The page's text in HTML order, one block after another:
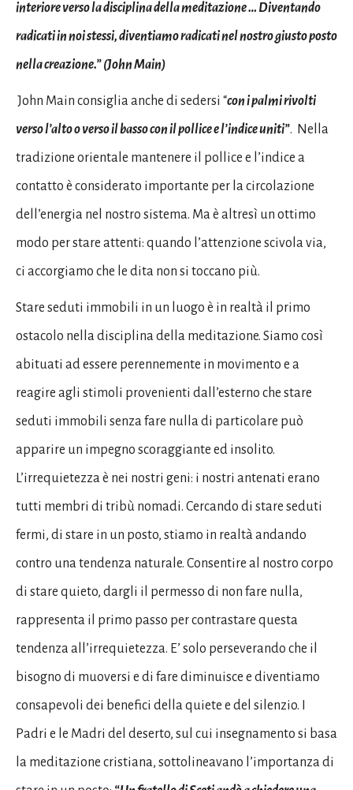
interiore verso la disciplina della meditazione … Diventando
radicati in noi stessi, diventiamo radicati nel nostro giusto posto
nella creazione.” (John Main)
John Main consiglia anche di sedersi “con i palmi rivolti
verso l’alto o verso il basso con il pollice e l’indice uniti”. Nella
tradizione orientale mantenere il pollice e l’indice a
contatto è considerato importante per la circolazione
dell’energia nel nostro sistema. Ma è altresì un ottimo
modo per stare attenti: quando l’attenzione scivola via,
ci accorgiamo che le dita non si toccano più.
Stare seduti immobili in un luogo è in realtà il primo
ostacolo nella disciplina della meditazione. Siamo così
abituati ad essere perennemente in movimento e a
reagire agli stimoli provenienti dall’esterno che stare
seduti immobili senza fare nulla di particolare può
apparire un impegno scoraggiante ed insolito.
L’irrequietezza è nei nostri geni: i nostri antenati erano
tutti membri di tribù nomadi. Cercando di stare seduti
fermi, di stare in un posto, stiamo in realtà andando
contro una tendenza naturale. Consentire al nostro corpo
di stare quieto, dargli il permesso di non fare nulla,
rappresenta il primo passo per contrastare questa
tendenza all’irrequietezza. E’ solo perseverando che il
bisogno di muoversi e di fare diminuisce e diventiamo
consapevoli dei benefici della quiete e del silenzio. I
Padri e le Madri del deserto, sul cui insegnamento si basa
la meditazione cristiana, sottolineavano l’importanza di